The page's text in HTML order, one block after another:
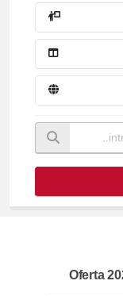
Oferta